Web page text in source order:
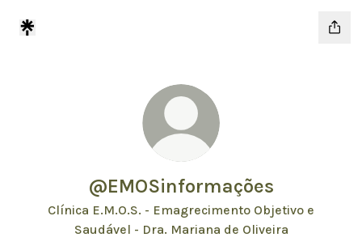
@EMOSinformações
Clínica E.M.O.S. - Emagrecimento Objetivo e
Saudável - Dra. Mariana de Oliveira